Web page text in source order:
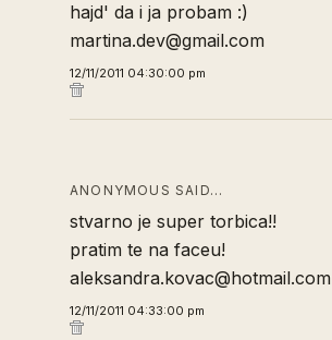
hajd' da i ja probam :)
martina.dev@gmail.com
12/11/2011 04:30:00 pm
ANONYMOUS SAID…
stvarno je super torbica!!
pratim te na faceu!
aleksandra.kovac@hotmail.com
12/11/2011 04:33:00 pm